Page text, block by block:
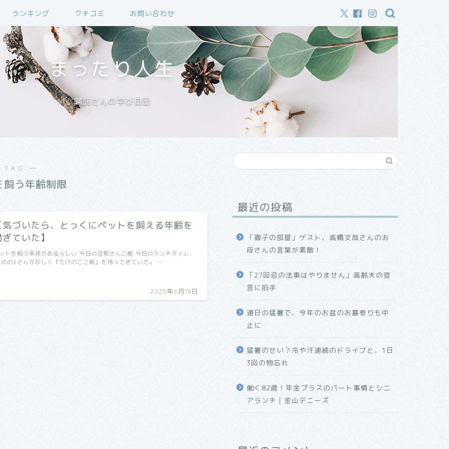
ランキング クチコミ お問い合わせ
まったり人生
嘱託さんの学び日記
―
飼う年齢制限
気づいたら、とっくにペットを飼える年齢を
ていた】
2025年6月16日
トを飼う条件があるらしい 今日の旦那さんご飯 今日のランチタイム、
のXさんが珍しく『たけのこご飯』を持ってきていた。 …
最近の投稿
「徹子の部屋」ゲスト、高橋文哉さんのお
母さんの言葉が素敵！
「27回忌の法事はやりません」高齢夫の宣
言に拍手
連日の猛暑で、今年のお盆のお墓参りも中
止に
猛暑のせい？冷や汗連続のドライブと、1日
3回の物忘れ
働く82歳！年金プラスのパート事情とシニ
アランチ｜金山デニーズ